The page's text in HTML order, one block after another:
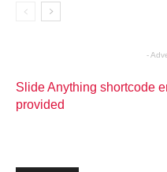
-
Slide Anything shortcode
provided